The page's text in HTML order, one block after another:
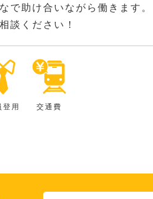
で助け合いながら働きます。
談ください！
登用 交通費